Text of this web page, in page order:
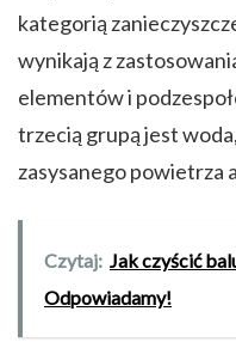
kategorią
wynikają z
elementów i
trzecią grupą jest
zasysanego powietrza
Czytaj: Jak czyścić
Odpowiadamy!